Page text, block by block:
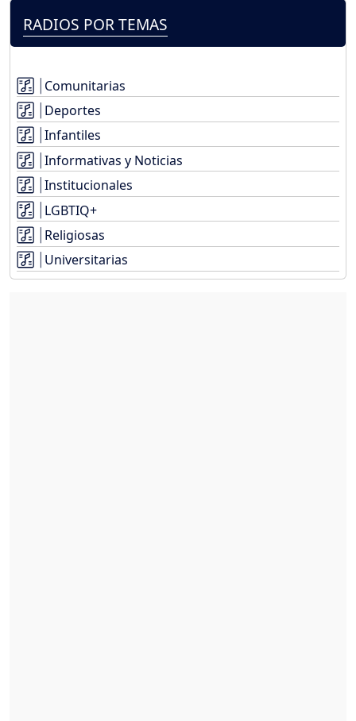
RADIOS POR TEMAS
Comunitarias
Deportes
Infantiles
Informativas y Noticias
Institucionales
LGBTIQ+
Religiosas
Universitarias